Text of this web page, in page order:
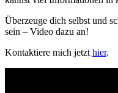
Überzeuge dich selbst und
sein – Video dazu an!
Kontaktiere mich jetzt hier.